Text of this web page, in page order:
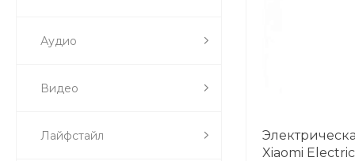
Аудио
Видео
Лайфстайл
Xiaomi